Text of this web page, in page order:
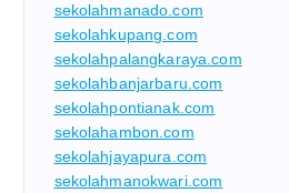
sekolahmanado.com
sekolahkupang.com
sekolahpalangkaraya.com
sekolahbanjarbaru.com
sekolahpontianak.com
sekolahambon.com
sekolahjayapura.com
sekolahmanokwari.com